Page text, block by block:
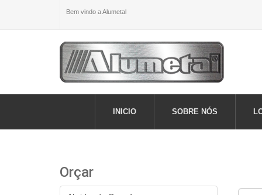
Bem vindo a Alumetal
INICIO SOBRE NÓS
Orçar